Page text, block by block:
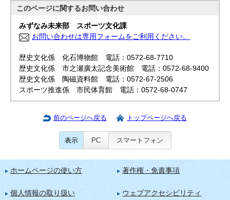
このページに関するお問い合わせ
みずなみ未来部 スポーツ文化課
お問い合わせは専用フォームをご利用ください。
歴史文化係 化石博物館 電話：0572-68-7710
歴史文化係 市之瀬廣太記念美術館 電話：0572-68-9400
歴史文化係 陶磁資料館 電話：0572-67-2506
スポーツ推進係 市民体育館 電話：0572-68-0747
前のページへ戻る トップページへ戻る
表示 PC スマートフォン
ホームページの使い方 著作権・免責事項
個人情報の取り扱い ウェブアクセシビリティ